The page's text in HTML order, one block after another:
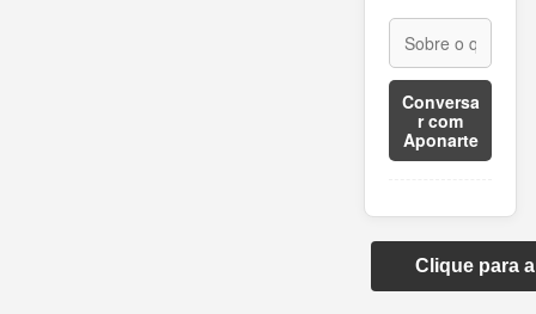
Conversa
r com
Aponarte
Clique para